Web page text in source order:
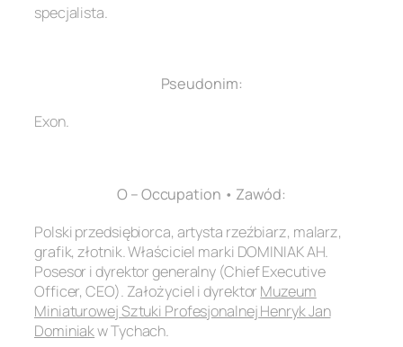
specjalista.
Pseudonim:
Exon.
O – Occupation • Zawód:
Polski przedsiębiorca, artysta rzeźbiarz, malarz,
grafik, złotnik. Właściciel marki DOMINIAK AH.
Posesor i dyrektor generalny (Chief Executive
Officer, CEO). Założyciel i dyrektor Muzeum
Miniaturowej Sztuki Profesjonalnej Henryk Jan
Dominiakw Tychach.